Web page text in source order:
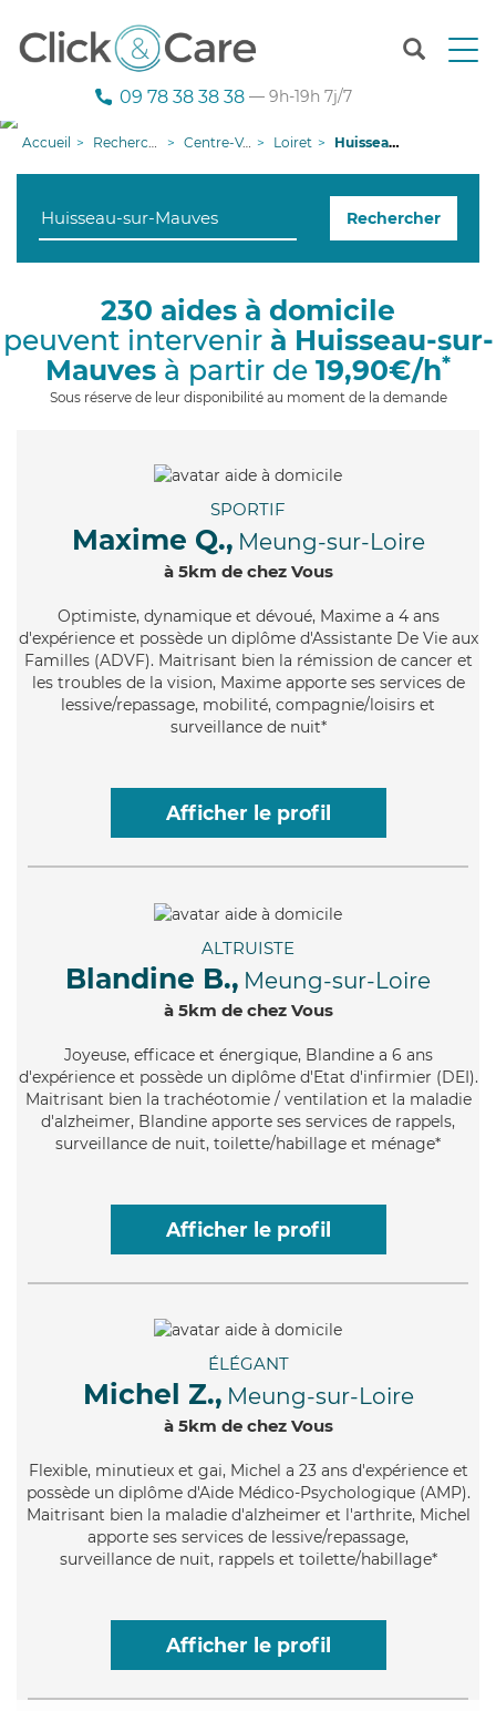
T
n
g
i
09 78 38 38 38 — 9h-19h 7j/7
Accueil Recherche aide à domicile Centre-Val de Loire Loiret Huisseau-sur-Mauves
Rechercher
230 aides à domicile
peuvent intervenir à Huisseau-sur-
Mauves à partir de 19,90€/h*
Sous réserve de leur disponibilité au moment de la demande
SPORTIF
Maxime Q., Meung-sur-Loire
à 5km de chez Vous
Optimiste, dynamique et dévoué, Maxime a 4 ans
d'expérience et possède un diplôme d'Assistante De Vie aux
Familles (ADVF). Maitrisant bien la rémission de cancer et
les troubles de la vision, Maxime apporte ses services de
lessive/repassage, mobilité, compagnie/loisirs et
surveillance de nuit*
Afficher le profil
ALTRUISTE
Blandine B., Meung-sur-Loire
à 5km de chez Vous
Joyeuse, efficace et énergique, Blandine a 6 ans
d'expérience et possède un diplôme d'Etat d'infirmier (DEI).
Maitrisant bien la trachéotomie / ventilation et la maladie
d'alzheimer, Blandine apporte ses services de rappels,
surveillance de nuit, toilette/habillage et ménage*
Afficher le profil
ÉLÉGANT
Michel Z., Meung-sur-Loire
à 5km de chez Vous
Flexible, minutieux et gai, Michel a 23 ans d'expérience et
possède un diplôme d'Aide Médico-Psychologique (AMP).
Maitrisant bien la maladie d'alzheimer et l'arthrite, Michel
apporte ses services de lessive/repassage,
surveillance de nuit, rappels et toilette/habillage*
Afficher le profil